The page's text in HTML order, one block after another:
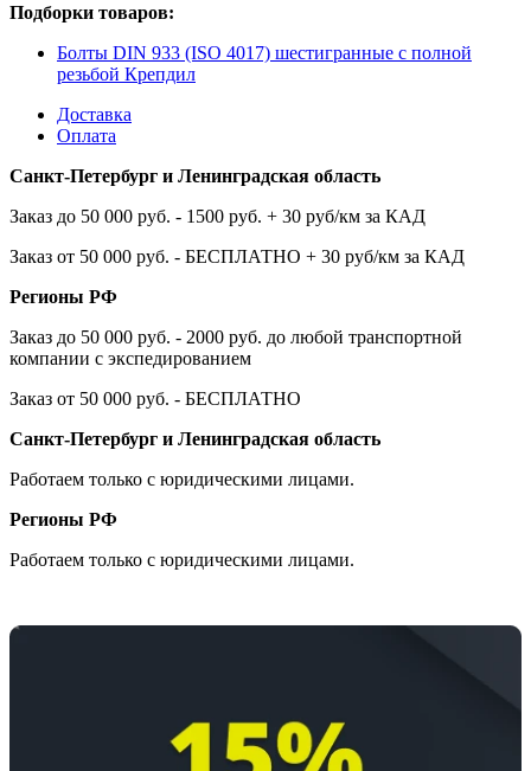
Подборки товаров:
Болты DIN 933 (ISO 4017) шестигранные с полной
резьбой Крепдил
Доставка
Оплата
Санкт-Петербург и Ленинградская область
Заказ до 50 000 руб. - 1500 руб. + 30 руб/км за КАД
Заказ от 50 000 руб. - БЕСПЛАТНО + 30 руб/км за КАД
Регионы РФ
Заказ до 50 000 руб. - 2000 руб. до любой транспортной
компании с экспедированием
Заказ от 50 000 руб. - БЕСПЛАТНО
Санкт-Петербург и Ленинградская область
Работаем только с юридическими лицами.
Регионы РФ
Работаем только с юридическими лицами.